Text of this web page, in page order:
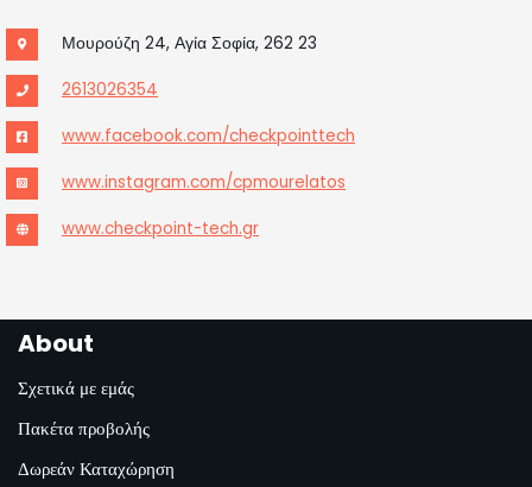
Μουρούζη 24, Αγία Σοφία, 262 23
2613026354
www.facebook.com/checkpointtech
www.instagram.com/cpmourelatos
www.checkpoint-tech.gr
About
Σχετικά με εμάς
Πακέτα προβολής
Δωρεάν Καταχώρηση